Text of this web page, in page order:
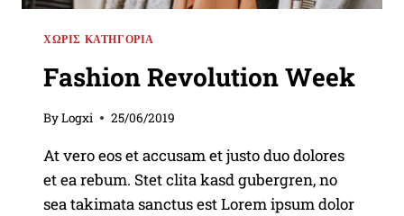
ΧΩΡΊΣ ΚΑΤΗΓΟΡΊΑ
Fashion Revolution Week
ByLogxi 25/06/2019
At vero eos et accusam et justo duo dolores
et ea rebum. Stet clita kasd gubergren, no
sea takimata sanctus est Lorem ipsum dolor